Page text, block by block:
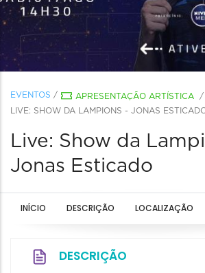
EVENTOS / APRESENTAÇÃO ARTÍSTICA /
LIVE: SHOW DA LAMPIONS - JONAS
Live: Show da
Jonas Esticado
INÍCIO DESCRIÇÃO LOCALIZAÇÃO
DESCRIÇÃO